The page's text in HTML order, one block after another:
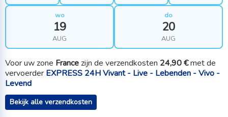
wo
19
AUG
do
20
AUG
Voor uw zone Francezijn de verzendkosten 24,90 €met de
vervoerder EXPRESS 24H Vivant - Live - Lebenden - Vivo -
Levend
Bekijk alle verzendkosten